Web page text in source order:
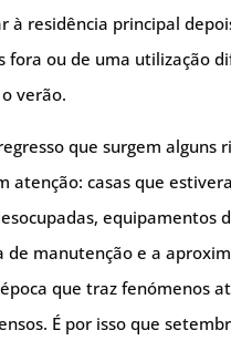
à residência principal
fora ou de uma utilização
verão.
que surgem alguns
atenção: casas que
equipamentos
de manutenção e a
que traz fenómenos
É por isso que